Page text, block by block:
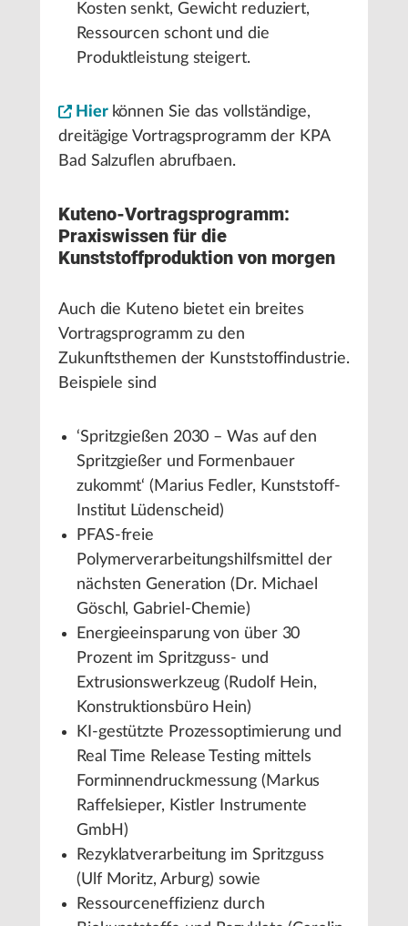
Kosten senkt, Gewicht reduziert,
Ressourcen schont und die
Produktleistung steigert.
Hier können Sie das vollständige,
dreitägige Vortragsprogramm der KPA
Bad Salzuflen abrufbaen.
Kuteno-Vortragsprogramm:
Praxiswissen für die
Kunststoffproduktion von morgen
Auch die Kuteno bietet ein breites
Vortragsprogramm zu den
Zukunftsthemen der Kunststoffindustrie.
Beispiele sind
‘Spritzgießen 2030 – Was auf den
Spritzgießer und Formenbauer
zukommt‘ (Marius Fedler, Kunststoff-
Institut Lüdenscheid)
PFAS-freie
Polymerverarbeitungshilfsmittel der
nächsten Generation (Dr. Michael
Göschl, Gabriel-Chemie)
Energieeinsparung von über 30
Prozent im Spritzguss- und
Extrusionswerkzeug (Rudolf Hein,
Konstruktionsbüro Hein)
KI-gestützte Prozessoptimierung und
Real Time Release Testing mittels
Forminnendruckmessung (Markus
Raffelsieper, Kistler Instrumente
GmbH)
Rezyklatverarbeitung im Spritzguss
(Ulf Moritz, Arburg) sowie
Ressourceneffizienz durch